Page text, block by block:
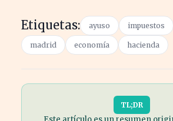
Etiquetas: ayuso impuestos
madrid economía hacienda
TL;DR